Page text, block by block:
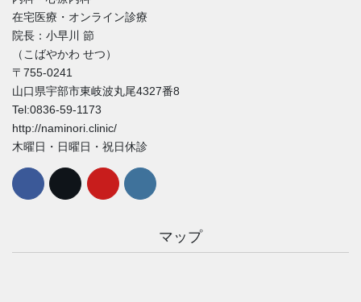
在宅医療・オンライン診療
院長：小早川 節
（こばやかわ せつ）
〒755-0241
山口県宇部市東岐波丸尾4327番8
Tel:0836-59-1173
http://naminori.clinic/
木曜日・日曜日・祝日休診
マップ